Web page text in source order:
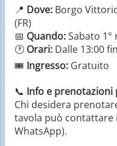
📍 Dove: Borgo
(FR)
📅 Quando:Sabato 1°
🕐 Orari: Dalle 13:00
🎟️ Ingresso: Gratuito
📞 Info e prenotazioni
Chi desidera
tavola può contattare
WhatsApp).